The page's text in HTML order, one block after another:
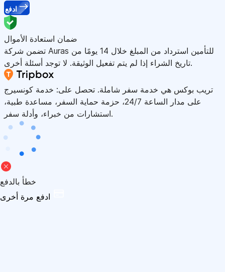
ادفع
ضمان استعادة الأموال
تضمن شركة Auras للتأمين استرداد من المبلغ خلال 14 يومًا من
تاريخ الشراء إذا لم يتم تفعيل الوثيقة. لا توجد أسئلة أخرى.
تريب بوكس هي خدمة سفر شاملة. تحصل على: خدمة كونسيرج
على مدار الساعة 24/7، حزمة حماية السفر، مساعدة طبية،
استشارات من خبراء، وأدلة سفر.
خطأ بالدفع